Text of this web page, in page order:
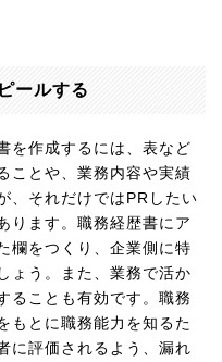
ールする
を作成するには、表など
ことや、業務内容や実績
、それだけではPRしたい
ります。職務経歴書にア
欄をつくり、企業側に特
ょう。また、業務で活か
ることも有効です。職務
もとに職務能力を知るた
に評価されるよう、漏れ